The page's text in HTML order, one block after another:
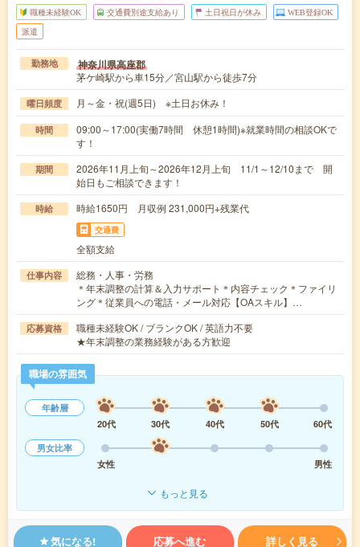
職種未経験OK 交通費別途支給あり 土日祝日が休み WEB登録OK
派遣
勤務地 神奈川県高座郡
茅ケ崎駅から車15分／宮山駅から徒歩7分
曜日頻度 月～金・祝(週5日) ※土日お休み！
時間
09:00～17:00(実働7時間 休憩1時間)※就業時間の相談OKで
す！
期間
2026年11月上旬～2026年12月上旬 11/1～12/10まで 開
始日もご相談できます！
時給 時給1650円 月収例 231,000円+残業代
交通費
全額支給
仕事内容
総務・人事・労務
＊年末調整の計算＆入力サポート＊内容チェック＊ファイリ
ング＊従業員への電話・メール対応【OAスキル】…
応募資格
職種未経験OK / ブランクOK / 英語力不要
★年末調整の業務経験がある方歓迎
職場の雰囲気
年齢層
20代
30代 40代 50代
60代
男女比率
女性
男性
もっと見る
気になる! 応募へ進む 詳しく見る